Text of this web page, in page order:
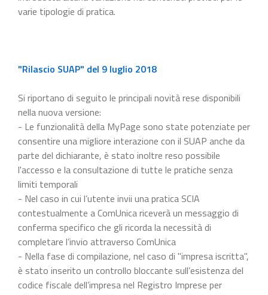
varie tipologie di pratica.
"Rilascio SUAP" del 9 luglio 2018
Si riportano di seguito le principali novità rese disponibili
nella nuova versione:
- Le funzionalità della MyPage sono state potenziate per
consentire una migliore interazione con il SUAP anche da
parte del dichiarante, è stato inoltre reso possibile
l'accesso e la consultazione di tutte le pratiche senza
limiti temporali
- Nel caso in cui l’utente invii una pratica SCIA
contestualmente a ComUnica riceverà un messaggio di
conferma specifico che gli ricorda la necessità di
completare l’invio attraverso ComUnica
- Nella fase di compilazione, nel caso di "impresa iscritta",
è stato inserito un controllo bloccante sull’esistenza del
codice fiscale dell’impresa nel Registro Imprese per